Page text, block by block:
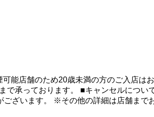
能店舗のため20歳未満の方のご入店
で承っております。 ■キャンセルにつ
ざいます。 ※その他の詳細は店舗まで